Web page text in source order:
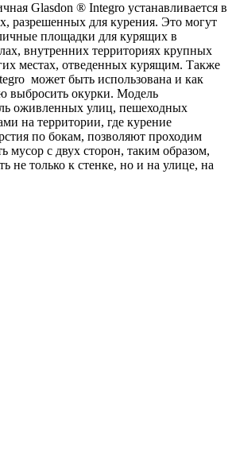
Glasdon ® Integro устанавливается в
разрешенных для курения. Это могут
площадки для курящих в
внутренних территориях крупных
местах, отведенных курящим. Также
может быть использована и как
выбросить окурки. Модель
оживленных улиц, пешеходных
на территории, где курение
по бокам, позволяют проходим
мусор с двух сторон, таким образом,
не только к стенке, но и на улице, на